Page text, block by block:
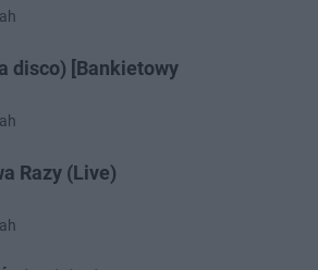
disco) [Bankietowy
Razy (Live)